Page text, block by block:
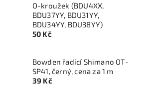
O-kroužek (BDU4XX,
BDU37YY, BDU31YY,
BDU34YY, BDU38YY)
50 Kč
Bowden řadící Shimano OT-
SP41, černý, cena za 1 m
39 Kč